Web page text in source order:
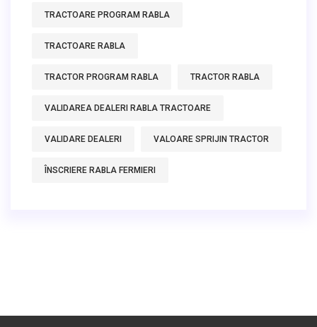
TRACTOARE PROGRAM RABLA
TRACTOARE RABLA
TRACTOR PROGRAM RABLA TRACTOR RABLA
VALIDAREA DEALERI RABLA TRACTOARE
VALIDARE DEALERI VALOARE SPRIJIN TRACTOR
ÎNSCRIERE RABLA FERMIERI